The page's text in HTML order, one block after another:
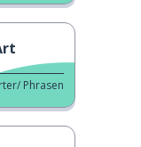
Phrasen